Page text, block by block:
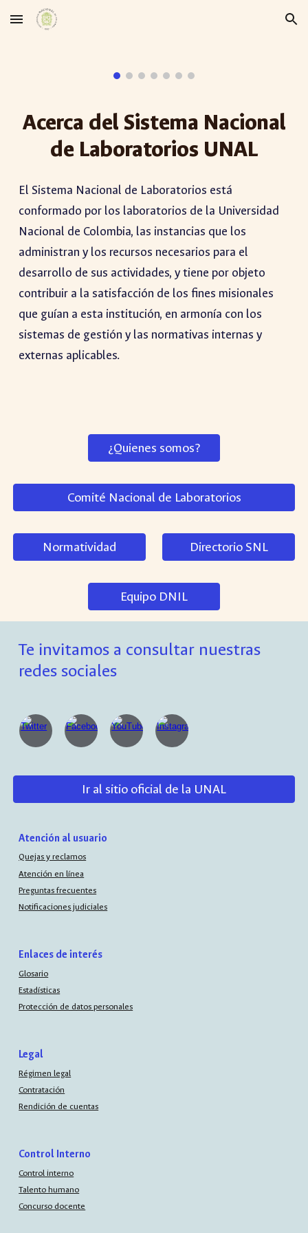
Skip to main content Skip to navigation
Acerca del Sistema Nacional
de Laboratorios UNAL
El Sistema Nacional de Laboratorios está
conformado por los laboratorios de la Universidad
Nacional de Colombia, las instancias que los
administran y los recursos necesarios para el
desarrollo de sus actividades, y tiene por objeto
contribuir a la satisfacción de los fines misionales
que guían a esta institución, en armonía con los
sistemas de gestión y las normativas internas y
externas aplicables.
¿Quienes somos?
Comité Nacional de Laboratorios
Normatividad Directorio SNL
Equipo DNIL
Te invitamos a consultar nuestras
redes sociales
Ir al sitio oficial de la UNAL
Atención al usuario
Quejas y reclamos
Atención en línea
Preguntas frecuentes
Notificaciones judiciales
Enlaces de interés
Glosario
Estadísticas
Protección de datos personales
Legal
Régimen legal
Contratación
Rendición de cuentas
Control Interno
Control interno
Talento humano
Concurso docente